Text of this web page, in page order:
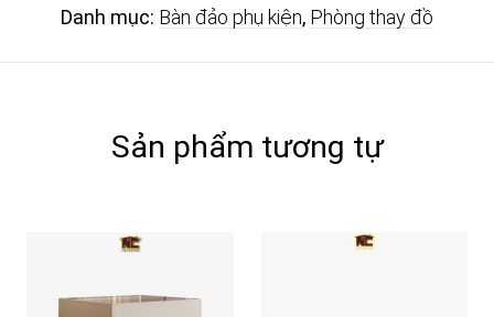
Danh mục: Bàn đảo phụ kiện, Phòng thay đồ
Sản phẩm tương tự